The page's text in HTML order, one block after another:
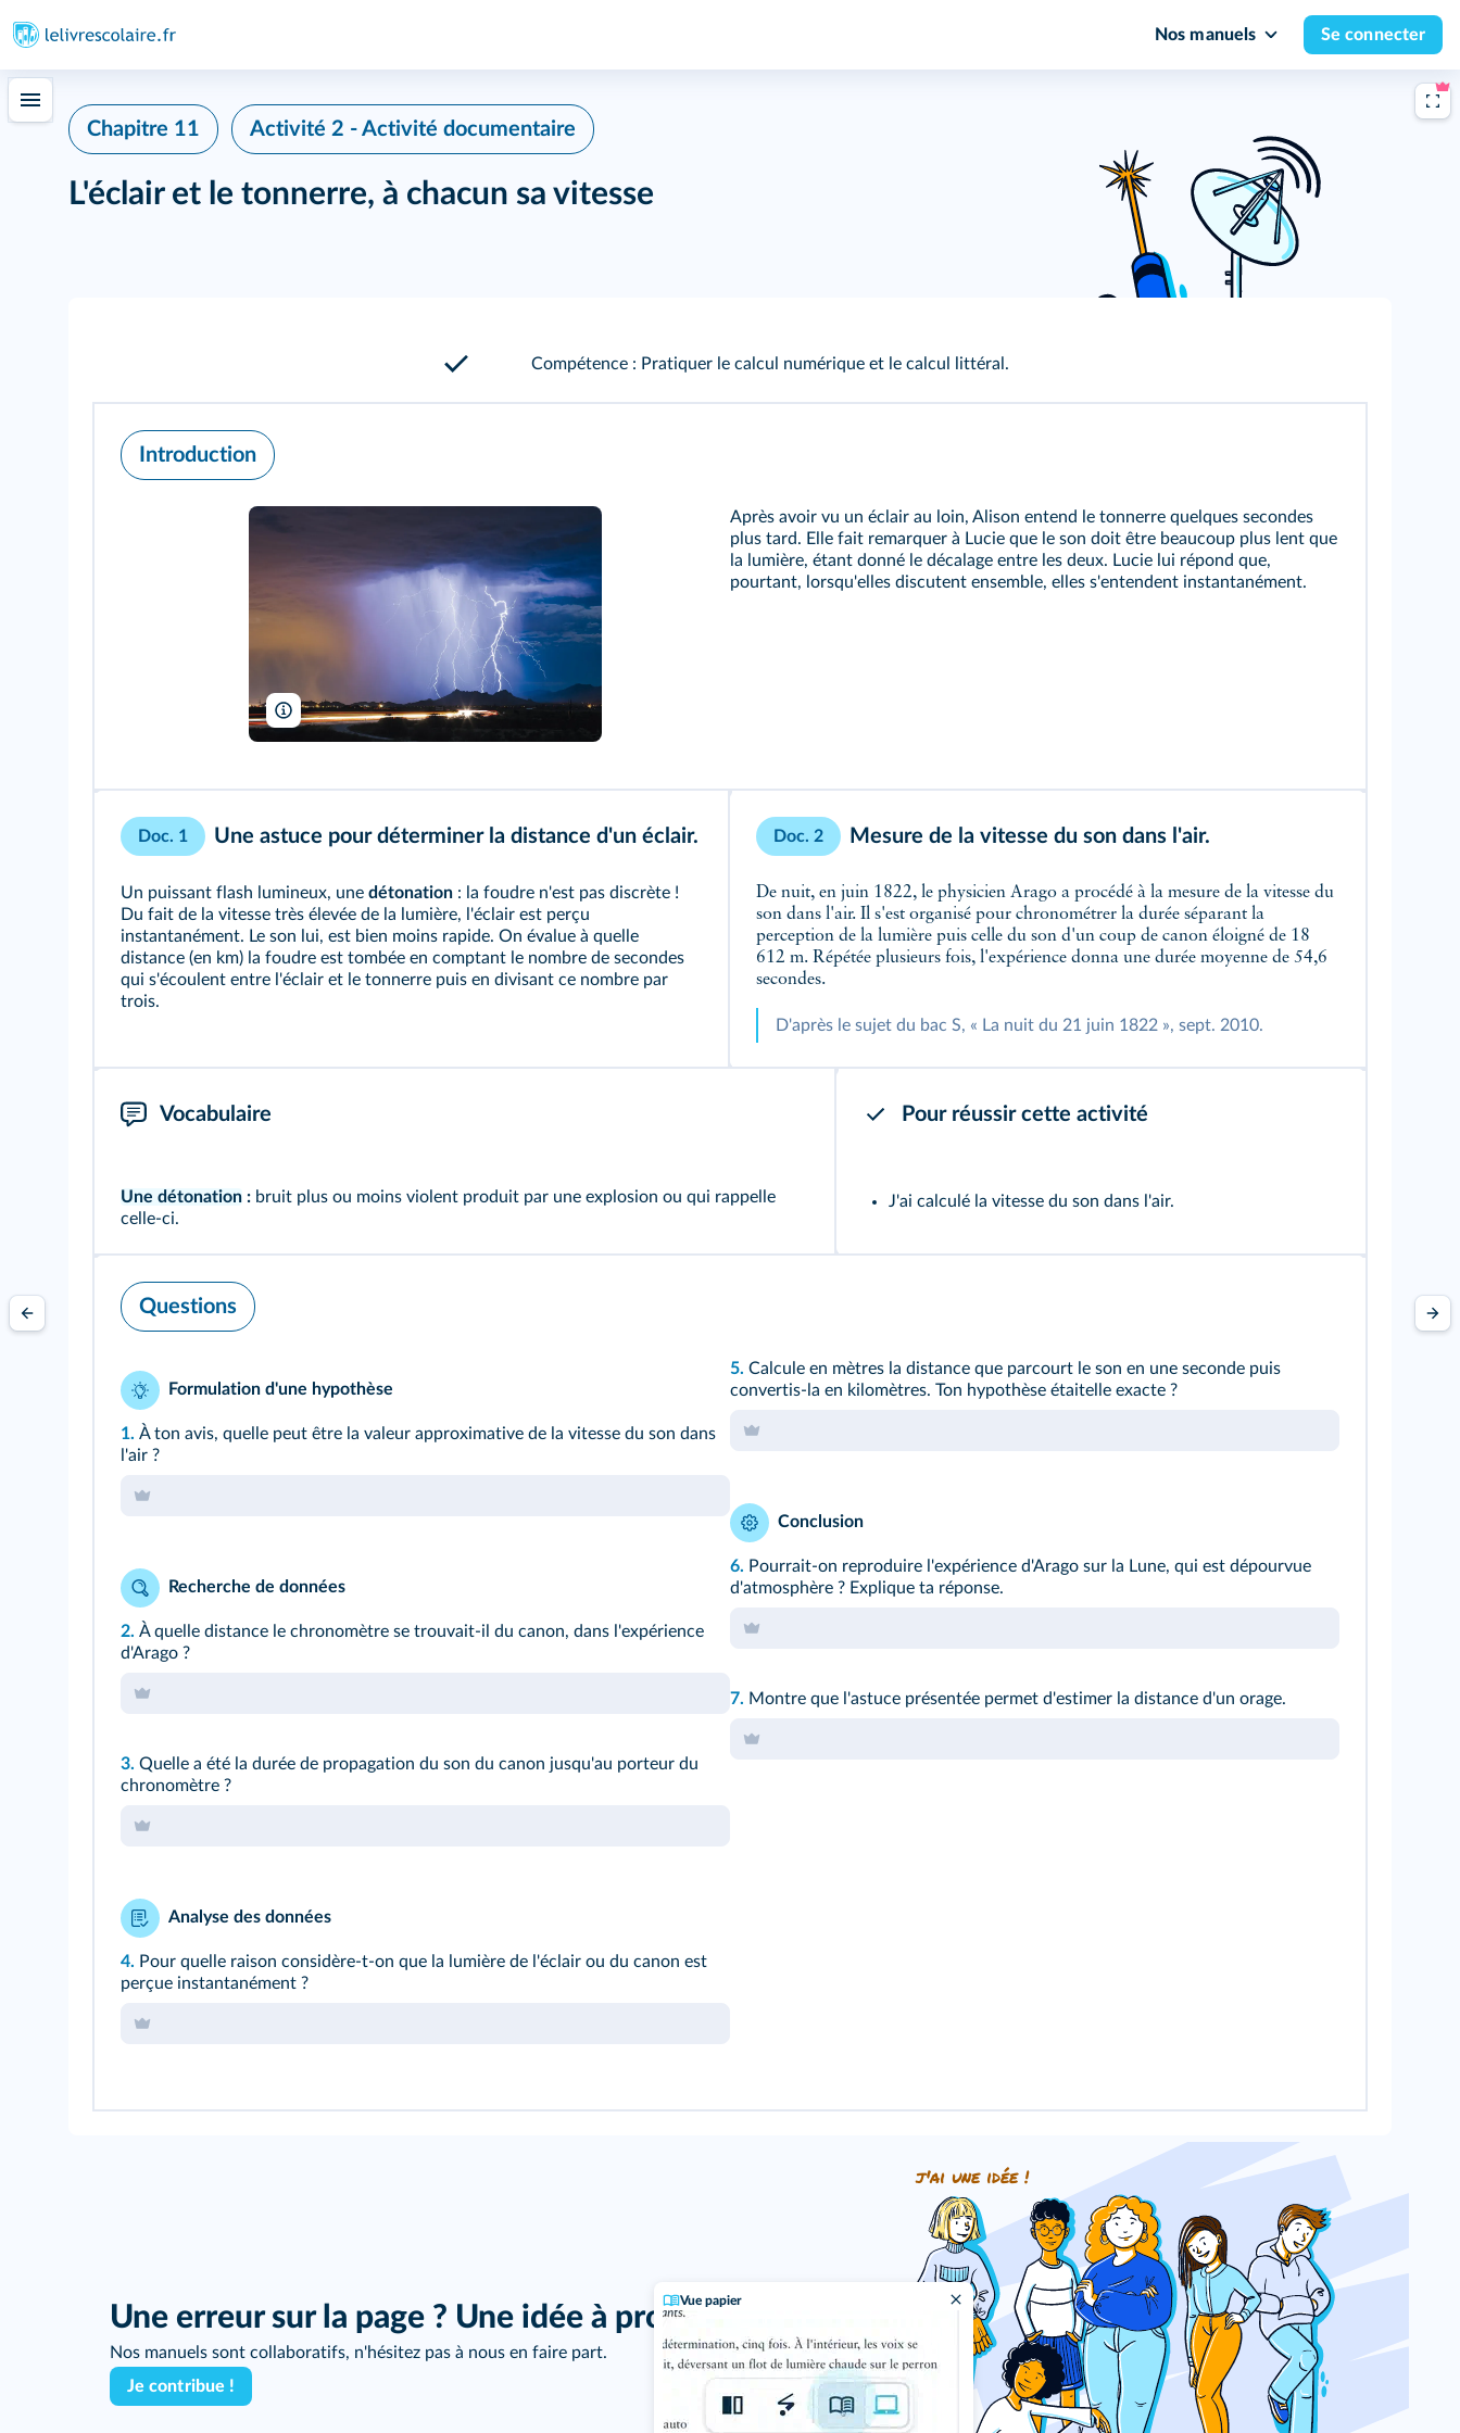
Nos manuels Se connecter
Vue papier
Chapitre 11 Activité 2 - Activité documentaire
L'éclair et le tonnerre, à chacun sa vitesse
Compétence : Pratiquer le calcul numérique et le calcul littéral.
Introduction
John D Sirlin/Shutterstock
Après avoir vu un éclair au loin, Alison entend le tonnerre quelques secondes
plus tard. Elle fait remarquer à Lucie que le son doit être beaucoup plus lent que
la lumière, étant donné le décalage entre les deux. Lucie lui répond que,
pourtant, lorsqu'elles discutent ensemble, elles s'entendent instantanément.
Doc. 1 Une astuce pour déterminer la distance d'un éclair.
Un puissant flash lumineux, une détonation : la foudre n'est pas discrète !
Du fait de la vitesse très élevée de la lumière, l'éclair est perçu
instantanément. Le son lui, est bien moins rapide. On évalue à quelle
distance (en km) la foudre est tombée en comptant le nombre de secondes
qui s'écoulent entre l'éclair et le tonnerre puis en divisant ce nombre par
trois.
Doc. 2 Mesure de la vitesse du son dans l'air.
De nuit, en juin 1822, le physicien Arago a procédé à la mesure de la vitesse du
son dans l'air. Il s'est organisé pour chronométrer la durée séparant la
perception de la lumière puis celle du son d'un coup de canon éloigné de 18
612 m. Répétée plusieurs fois, l'expérience donna une durée moyenne de 54,6
secondes.
D'après le sujet du bac S, « La nuit du 21 juin 1822 », sept. 2010.
Vocabulaire
Une détonation : bruit plus ou moins violent produit par une explosion ou qui rappelle
celle-ci.
Pour réussir cette activité
J'ai calculé la vitesse du son dans l'air.
Questions
Formulation d'une hypothèse
1. À ton avis, quelle peut être la valeur approximative de la vitesse du son dans
l'air ?
Recherche de données
2. À quelle distance le chronomètre se trouvait-il du canon, dans l'expérience
d'Arago ?
3. Quelle a été la durée de propagation du son du canon jusqu'au porteur du
chronomètre ?
Analyse des données
4. Pour quelle raison considère-t-on que la lumière de l'éclair ou du canon est
perçue instantanément ?
5. Calcule en mètres la distance que parcourt le son en une seconde puis
convertis-la en kilomètres. Ton hypothèse étaitelle exacte ?
Conclusion
6. Pourrait-on reproduire l'expérience d'Arago sur la Lune, qui est dépourvue
d'atmosphère ? Explique ta réponse.
7. Montre que l'astuce présentée permet d'estimer la distance d'un orage.
Une erreur sur la page ? Une idée à proposer ?
Nos manuels sont collaboratifs, n'hésitez pas à nous en faire part.
Je contribue !
j'ai une idée !